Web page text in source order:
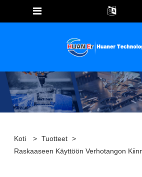
Koti > Tuotteet >
Raskaaseen Käyttöön Verhotangon